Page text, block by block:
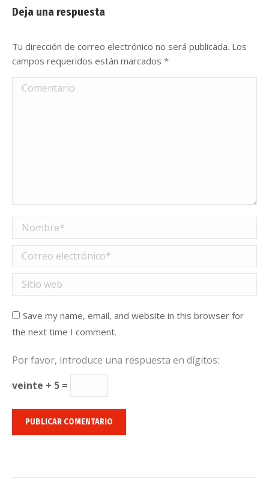
Deja una respuesta
Tu dirección de correo electrónico no será publicada. Los
campos requeridos están marcados *
Comentario
Nombre *
Correo electrónico *
Sitio web
Save my name, email, and website in this browser for
the next time I comment.
Por favor, introduce una respuesta en dígitos:
veinte + 5 =
PUBLICAR COMENTARIO